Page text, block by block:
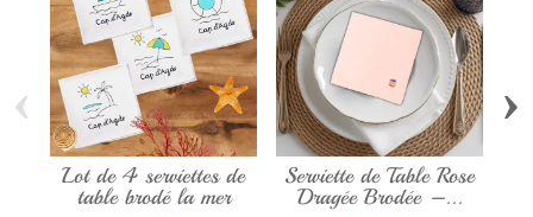
Lot de 4 serviettes de
table brodé la mer
Serviette de Table Rose
Dragée Brodée –...
‹ ›